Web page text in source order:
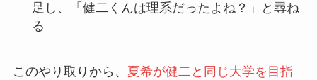
足し、「健二くんは理系だったよね？」と尋ね
る
このやり取りから、 夏希が健二と同じ大学を目指